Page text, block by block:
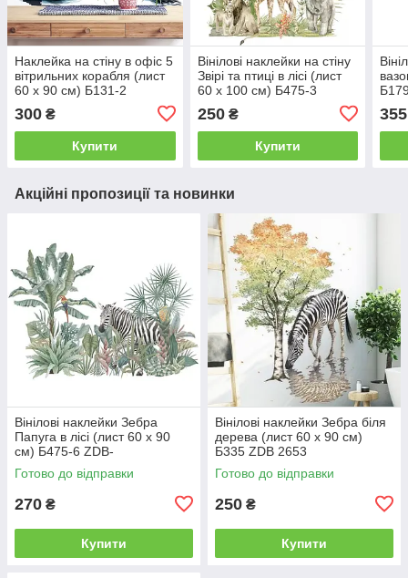
Наклейка на стіну в офіс 5
вітрильних корабля (лист
60 х 90 см) Б131-2
300 ₴
Купити
Вінілові наклейки на стіну
Звірі та птиці в лісі (лист
60 х 100 см) Б475-3
250₴
Купити
355
Акційні пропозиції та новинки
Вінілові наклейки Зебра
Папуга в лісі (лист 60 х 90
см) Б475-6 ZDB-
Готово до відправки
270 ₴
Купити
Вінілові наклейки Зебра біля
дерева (лист 60 х 90 см)
Б335 ZDB 2653
Готово до відправки
250 ₴
Купити